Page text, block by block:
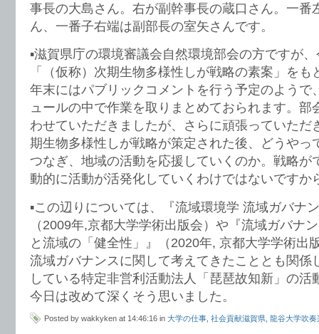
事長の大島さん。右が副幹事長の蔵口さん。一番
ん、一番子右端は副部長の室矢さんです。
▪️滋賀県庁の環境審議会自然環境部会の方ですが
「（仮称）次期生物多様性しが戦略の素案」を
年末にはパブリックコメントを行う予定のようで
ュールの中で作業を取りまとめておられます。部
わせていただきましたが、さらに頑張っていただ
期生物多様性しが戦略が策定された後、どうやっ
つなぎ、地域の活動を応援していくのか。戦略が
動的に活動が活発化していくわけではないですか
▪️この辺りについては、『流域環境学 流域ガバナ
（2009年,京都大学学術出版会）や『流域ガバナ
と流域の「健全性」』（2020年, 京都大学学術出
流域ガバナンスに関して考えてきたこととも関係
している特定非営利活動法人「琵琶故知新」の活
今日は改めて深くそう思いました。
Posted by wakkyken at 14:46:16 in 大学の仕事 社会貢献滋賀県 龍谷大学吹奏